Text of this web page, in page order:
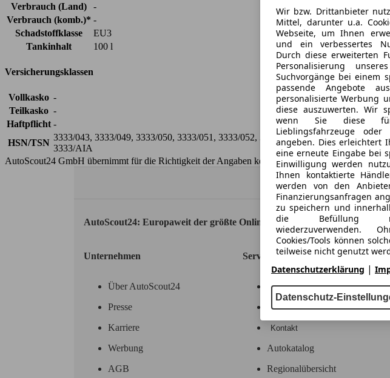
Verbrauch (Land)
-
Verbrauch (komb.)* -
Schadstoffklasse
EU3
Tankinhalt
100 l
Versicherungsklassen
Vollkasko -
Teilkasko -
Haftpflicht -
HSN/TSN
3333/043, 3333/049, 3333/050, 3333/051, 3333/052, 3333/057, 3333/058, 3333/
3333/AIA
AutoScout24 GmbH übernimmt für die Richtigkeit der Angaben keine Gewähr.
AutoScout24: Europaweit der größte Online-Automarkt.
Unternehmen
Über AutoScout24
Presse
Karriere
Werbung
AGB
Service
Hilfe
Kodex
Kontakt
Autokatalog
Regionalübersicht
Wir bzw. Drittanbieter
Mittel, darunter u.a.
Webseite, um Ihnen
und ein verbessertes
Durch diese erweiterten
Personalisierung
Suchvorgänge bei einem
passende Angebote
personalisierte Werbung
diese auszuwerten. Wir
wenn Sie diese für
Lieblingsfahrzeuge
angeben. Dies erleichtert
eine erneute Eingabe bei
Einwilligung werden
Ihnen kontaktierte
werden von den
Finanzierungsanfragen
zu speichern und
die Befüllung
wiederzuverwenden.
Cookies/Tools können
teilweise nicht genutzt
Datenschutzerklärung |
Datenschutz-